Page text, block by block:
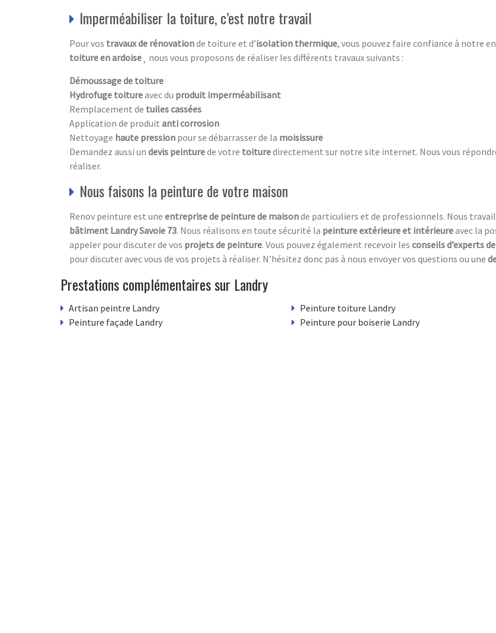
Imperméabiliser la toiture, c’est notre travail
Pour vos travaux de rénovationde toiture et d’isolation thermique, vous pouvez faire confiance à notre
toiture en ardoise ¸ nous vous proposons de réaliser les différents travaux suivants :
Démoussage de toiture
Hydrofuge toitureavec du produit imperméabilisant
Remplacement de tuiles cassées
Application de produit anti corrosion
Nettoyage haute pression pour se débarrasser de la moisissure
Demandez aussi un devis peinturede votre toituredirectement sur notre site internet. Nous vous
réaliser.
Nous faisons la peinture de votre maison
Renov peinture est une entreprise de peinture de maisonde particuliers et de professionnels. Nous
bâtiment Landry Savoie 73. Nous réalisons en toute sécurité la peinture extérieure et intérieureavec la
appeler pour discuter de vos projets de peinture. Vous pouvez également recevoir les conseils d’experts
pour discuter avec vous de vos projets à réaliser. N’hésitez donc pas à nous envoyer vos questions ou une
Prestations complémentaires sur Landry
Artisan peintre Landry
Peinture façade Landry
Peinture toiture Landry
Peinture pour boiserie Landry